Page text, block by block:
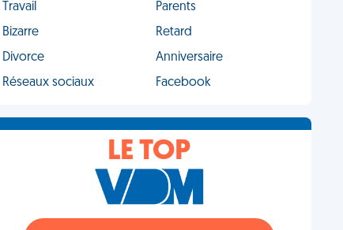
Travail
Parents
Bizarre
Retard
Divorce
Anniversaire
Réseaux sociaux
Facebook
LE TOP